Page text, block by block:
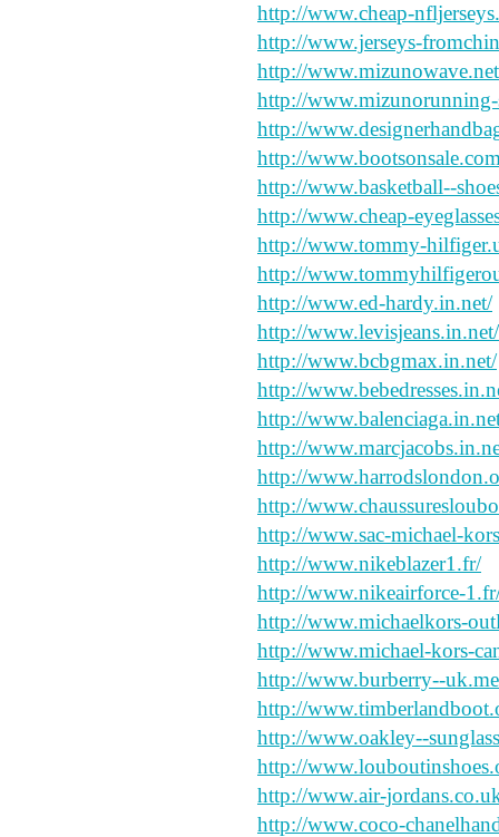
http://www.cheap-
http://www.jerseys-
http://
http://www.mizunorunning-
http://
http://
http://www.basketball--
http://www.cheap-
http://www.tommy-
http://
http://www.ed-hardy.in.net/
http://www.levisjeans.in.net/
http://www.bcbgmax.in.net/
http://
http://
http://
http://
http://
http://www.sac-michael-
http://www.nikeblazer1.fr/
http://www.nikeairforce-
http://www.michaelkors-
http://www.michael-kors-
http://www.burberry--
http://
http://www.oakley--
http://
http://www.air-
http://www.coco-